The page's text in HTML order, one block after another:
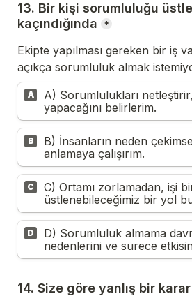
13. Bir kişi sorumluluğu
kaçındığında
*
Ekipte yapılması gereken bir iş
açıkça sorumluluk almak
A
A) Sorumlulukları
yapacağını belirlerim.
B
B) İnsanların neden
anlamaya çalışırım.
C
C) Ortamı zorlamadan, işi
üstlenebileceğimiz bir yol
D
D) Sorumluluk almama
nedenlerini ve sürece
14. Size göre yanlış bir karar